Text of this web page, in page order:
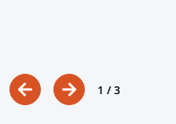
1 / 3